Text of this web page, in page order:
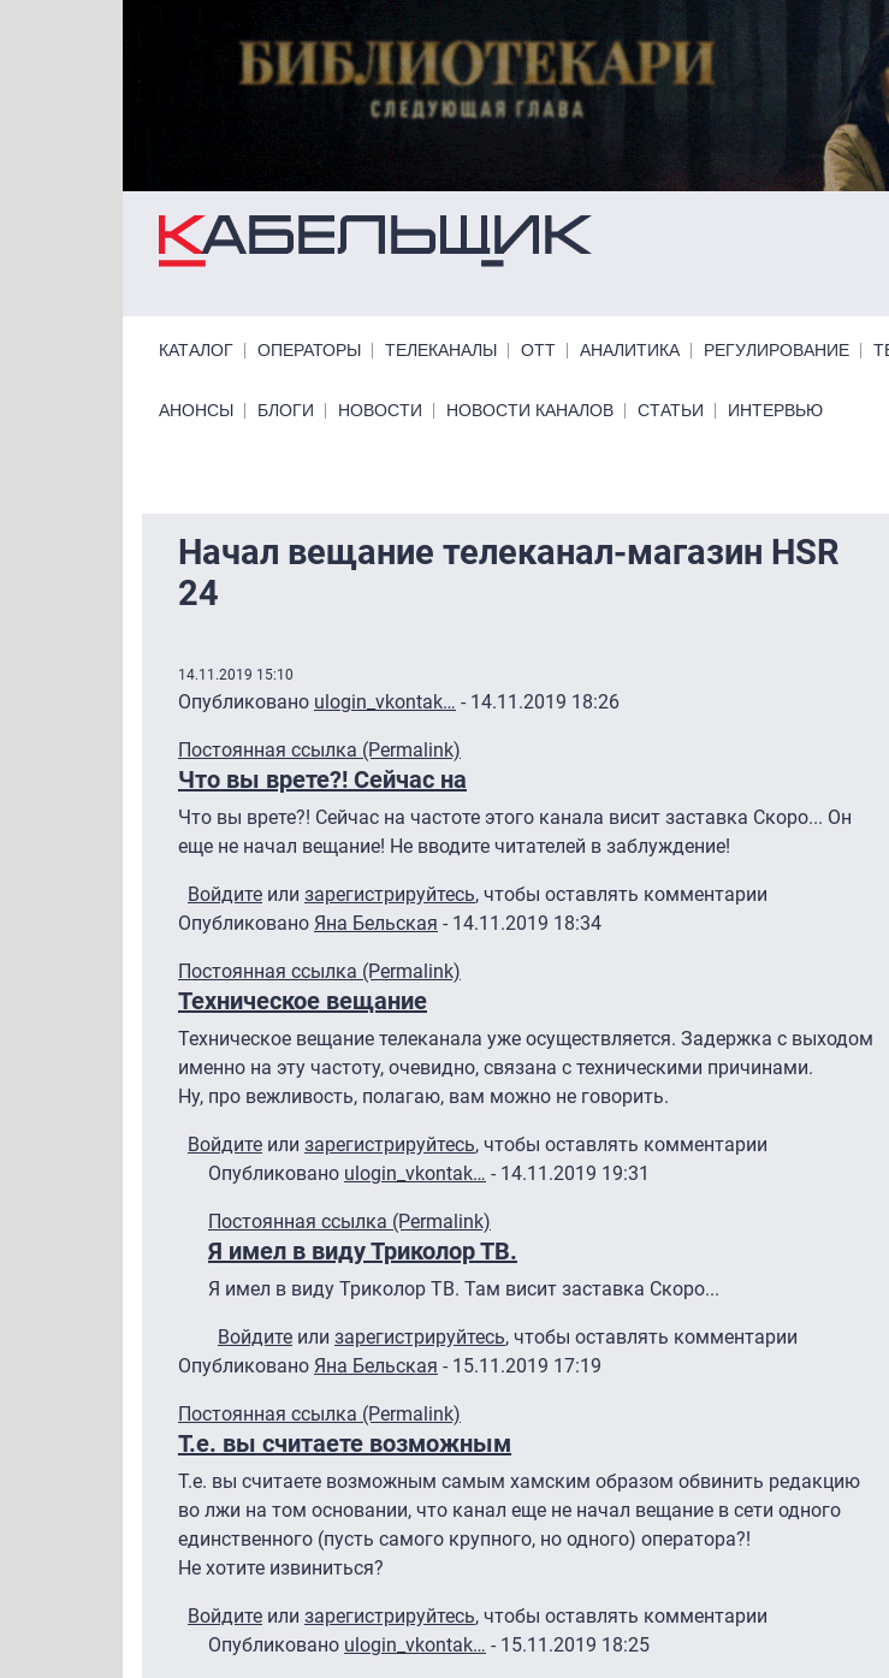
КАТАЛОГ ОПЕРАТОРЫ ТЕЛЕКАНАЛЫ ОТТ АНАЛИТИКА РЕГУЛИРОВАНИЕ
Primary links bottom
АНОНСЫ БЛОГИ НОВОСТИ НОВОСТИ КАНАЛОВ СТАТЬИ ИНТЕРВЬЮ
Начал вещание телеканал-магазин HSR
24
14.11.2019 15:10
Опубликовано ulogin_vkontak… - 14.11.2019 18:26
Постоянная ссылка (Permalink)
Что вы врете?! Сейчас на
Что вы врете?! Сейчас на частоте этого канала висит заставка Скоро... Он
еще не начал вещание! Не вводите читателей в заблуждение!
Войдите или зарегистрируйтесь, чтобы оставлять комментарии
Опубликовано Яна Бельская - 14.11.2019 18:34
Постоянная ссылка (Permalink)
Техническое вещание
Техническое вещание телеканала уже осуществляется. Задержка с выходом
именно на эту частоту, очевидно, связана с техническими причинами.
Ну, про вежливость, полагаю, вам можно не говорить.
Войдите или зарегистрируйтесь, чтобы оставлять комментарии
Опубликовано ulogin_vkontak… - 14.11.2019 19:31
Ответ наТехническое вещаниеот
Постоянная ссылка (Permalink)
Я имел в виду Триколор ТВ.
Я имел в виду Триколор ТВ. Там висит заставка Скоро...
Войдите или зарегистрируйтесь, чтобы оставлять комментарии
Опубликовано Яна Бельская - 15.11.2019 17:19
Постоянная ссылка (Permalink)
Т.е. вы считаете возможным
Т.е. вы считаете возможным самым хамским образом обвинить редакцию
во лжи на том основании, что канал еще не начал вещание в сети одного
единственного (пусть самого крупного, но одного) оператора?!
Не хотите извиниться?
Войдите или зарегистрируйтесь, чтобы оставлять комментарии
Опубликовано ulogin_vkontak… - 15.11.2019 18:25